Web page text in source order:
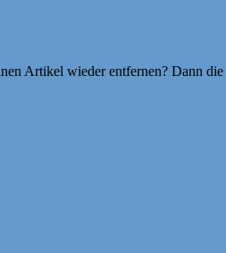
Artikel wieder entfernen? Dann